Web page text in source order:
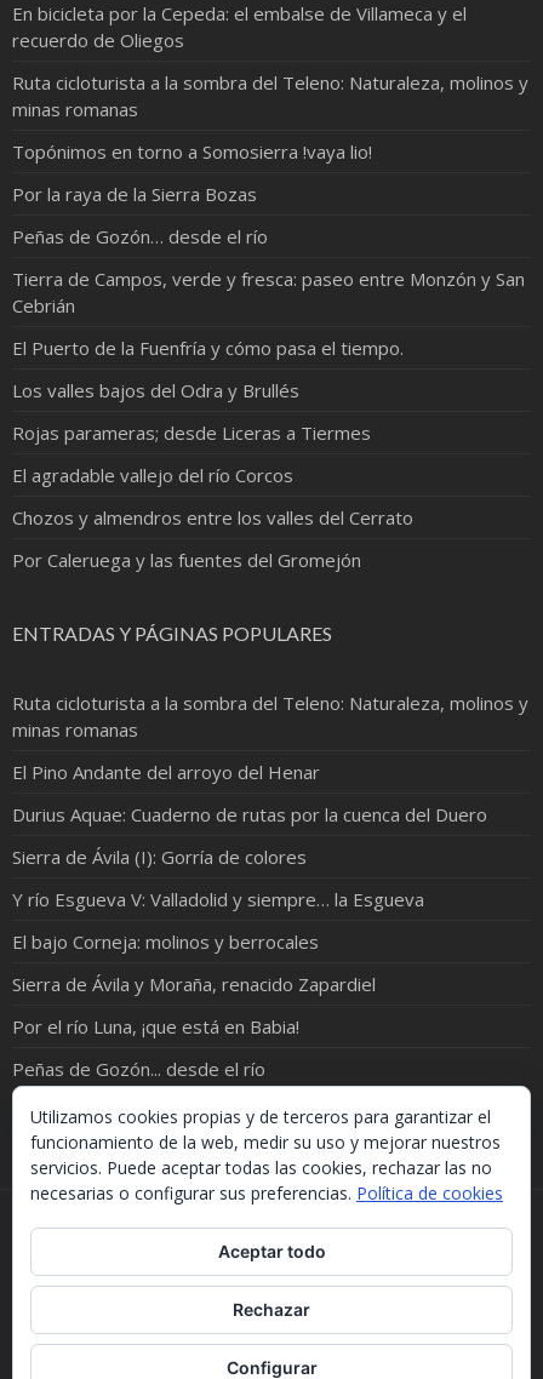
En bicicleta por la Cepeda: el embalse de Villameca y el
recuerdo de Oliegos
Ruta cicloturista a la sombra del Teleno: Naturaleza, molinos y
minas romanas
Topónimos en torno a Somosierra !vaya lio!
Por la raya de la Sierra Bozas
Peñas de Gozón… desde el río
Tierra de Campos, verde y fresca: paseo entre Monzón y San
Cebrián
El Puerto de la Fuenfría y cómo pasa el tiempo.
Los valles bajos del Odra y Brullés
Rojas parameras; desde Liceras a Tiermes
El agradable vallejo del río Corcos
Chozos y almendros entre los valles del Cerrato
Por Caleruega y las fuentes del Gromejón
ENTRADAS Y PÁGINAS POPULARES
Ruta cicloturista a la sombra del Teleno: Naturaleza, molinos y
minas romanas
El Pino Andante del arroyo del Henar
Durius Aquae: Cuaderno de rutas por la cuenca del Duero
Sierra de Ávila (I): Gorría de colores
Y río Esgueva V: Valladolid y siempre… la Esgueva
El bajo Corneja: molinos y berrocales
Sierra de Ávila y Moraña, renacido Zapardiel
Por el río Luna, ¡que está en Babia!
Peñas de Gozón... desde el río
Río Pirón: de Samboal a Peñacarrasquilla
Si necesitas algo de este blog puedes cogerlo, lo único
que te pido es que menciones la procedencia. Gracias.
Should you need something from this blog, just take it.
The only thing I'd ask you is to mention this site. Many
thanks.
WordPress Theme :Fotography
Utilizamos cookies propias y de terceros para garantizar el
funcionamiento de la web, medir su uso y mejorar nuestros
servicios. Puede aceptar todas las cookies, rechazar las no
necesarias o configurar sus preferencias. Política de cookies
Aceptar todo
Rechazar
Configurar